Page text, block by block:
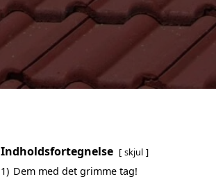
Indholdsfortegnelse skjul
1) Dem med det grimme tag!